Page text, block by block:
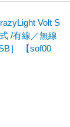
Volt S
/有線／無線
］ 【sof00